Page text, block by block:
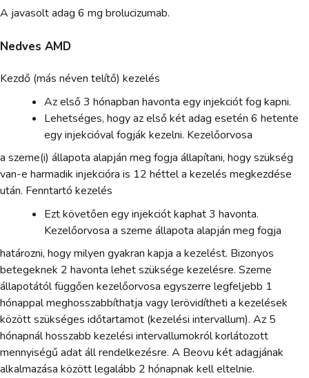
A javasolt adag 6 mg brolucizumab.
Nedves AMD
Kezdő (más néven telítő) kezelés
Az első 3 hónapban havonta egy injekciót fog kapni.
Lehetséges, hogy az első két adag esetén 6 hetente
egy injekcióval fogják kezelni. Kezelőorvosa
a szeme(i) állapota alapján meg fogja állapítani, hogy szükség
van-e harmadik injekcióra is 12 héttel a kezelés megkezdése
után. Fenntartó kezelés
Ezt követően egy injekciót kaphat 3 havonta.
Kezelőorvosa a szeme állapota alapján meg fogja
határozni, hogy milyen gyakran kapja a kezelést. Bizonyos
betegeknek 2 havonta lehet szüksége kezelésre. Szeme
állapotától függően kezelőorvosa egyszerre legfeljebb 1
hónappal meghosszabbíthatja vagy lerövidítheti a kezelések
között szükséges időtartamot (kezelési intervallum). Az 5
hónapnál hosszabb kezelési intervallumokról korlátozott
mennyiségű adat áll rendelkezésre. A Beovu két adagjának
alkalmazása között legalább 2 hónapnak kell eltelnie.